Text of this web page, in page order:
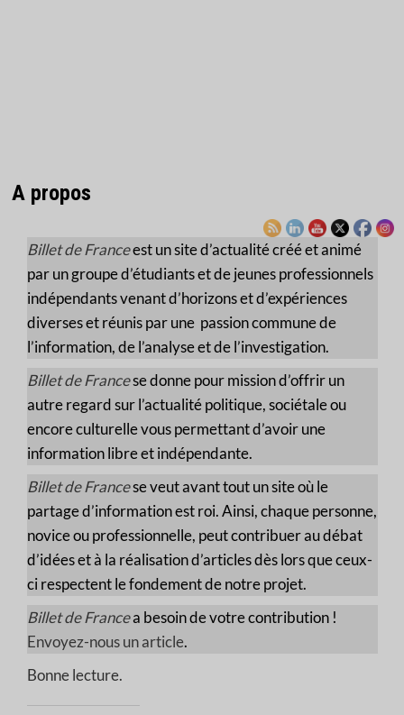
A propos
Billet de Franceest un site d’actualité créé et animé
par un groupe d’étudiants et de jeunes professionnels
indépendants venant d’horizons et d’expériences
diverses et réunis par une passion commune de
l’information, de l’analyse et de l’investigation.
Billet de Francese donne pour mission d’offrir un
autre regard sur l’actualité politique, sociétale ou
encore culturelle vous permettant d’avoir une
information libre et indépendante.
Billet de Francese veut avant tout un site où le
partage d’information est roi. Ainsi, chaque personne,
novice ou professionnelle, peut contribuer au débat
d’idées et à la réalisation d’articles dès lors que ceux-
ci respectent le fondement de notre projet.
Billet de Francea besoin de votre contribution !
Envoyez-nous un article.
Bonne lecture.